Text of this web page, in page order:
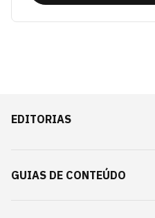
EDITORIAS
GUIAS DE CONTEÚDO